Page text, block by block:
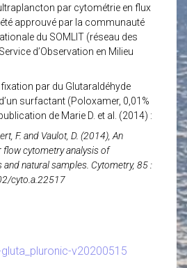
par cytométrie en flux
approuvé par la communauté
du SOMLIT (réseau des
d’Observation en Milieu
par du Glutaraldéhyde
surfactant (Poloxamer, 0,01%
de Marie D. et al. (2014) :
F. and Vaulot, D. (2014), An
cytometry analysis of
natural samples. Cytometry, 85 :
cyto.a.22517
v20200515